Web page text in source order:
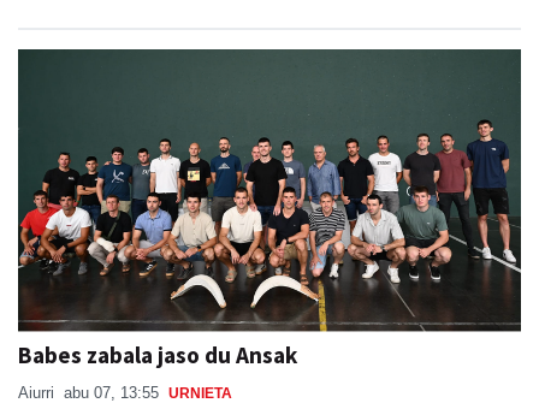
Babes zabala jaso du Ansak
Aiurri abu 07, 13:55 URNIETA